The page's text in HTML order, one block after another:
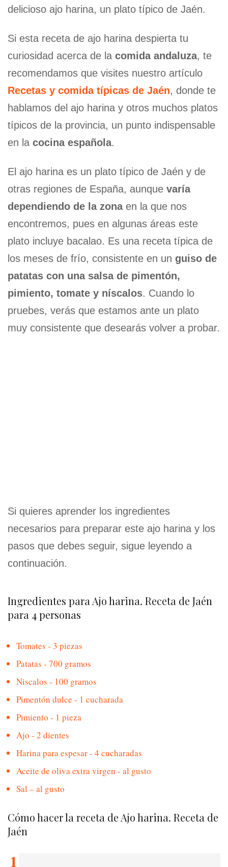
delicioso ajo harina, un plato típico de Jaén.
Si esta receta de ajo harina despierta tu
curiosidad acerca de la comida andaluza, te
recomendamos que visites nuestro artículo
Recetas y comida típicas de Jaén, donde te
hablamos del ajo harina y otros muchos platos
típicos de la provincia, un punto indispensable
en la cocina española.
El ajo harina es un plato típico de Jaén y de
otras regiones de España, aunque varía
dependiendo de la zonaen la que nos
encontremos, pues en algunas áreas este
plato incluye bacalao. Es una receta típica de
los meses de frío, consistente en un guiso de
patatas con una salsa de pimentón,
pimiento, tomate y níscalos. Cuando lo
pruebes, verás que estamos ante un plato
muy consistente que desearás volver a probar.
Si quieres aprender los ingredientes
necesarios para preparar este ajo harina y los
pasos que debes seguir, sigue leyendo a
continuación.
Ingredientes para Ajo harina. Receta de Jaén
para 4 personas
Tomates - 3 piezas
Patatas - 700 gramos
Niscalos - 100 gramos
Pimentón dulce - 1 cucharada
Pimiento - 1 pieza
Ajo - 2 dientes
Harina para espesar - 4 cucharadas
Aceite de oliva extra virgen - al gusto
Sal – al gusto
Cómo hacer la receta de Ajo harina. Receta de
Jaén